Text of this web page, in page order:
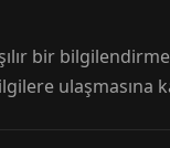
bir
ulaşmasına